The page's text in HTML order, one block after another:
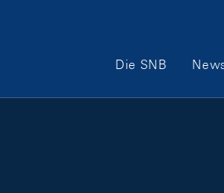
Hauptnavigation
Die SNB